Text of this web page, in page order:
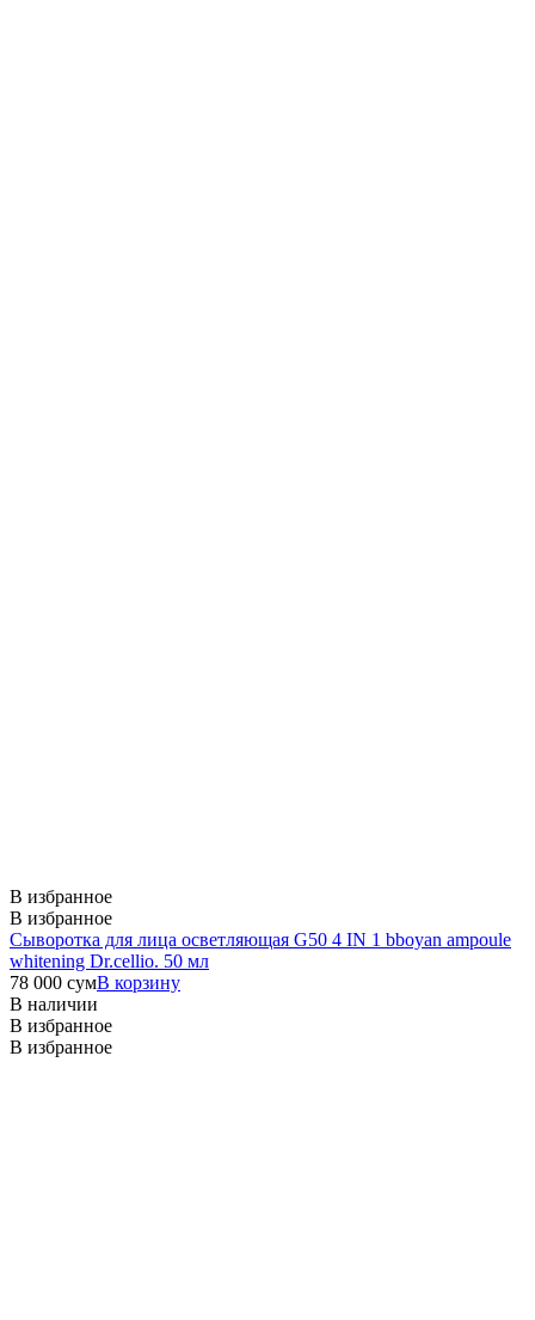
В избранное
В избранное
Сыворотка для лица осветляющая G50 4 IN 1 bboyan ampoule
whitening Dr.cellio. 50 мл
78 000 сумВ корзину
В наличии
В избранное
В избранное